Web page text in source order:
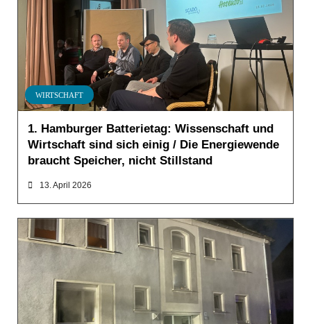
WIRTSCHAFT
1. Hamburger Batterietag: Wissenschaft und
Wirtschaft sind sich einig / Die Energiewende
braucht Speicher, nicht Stillstand
13. April 2026